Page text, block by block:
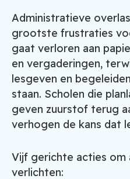
Administratieve
grootste frustraties
gaat verloren aan
en vergaderingen,
lesgeven en
staan. Scholen die
geven zuurstof terug
verhogen de kans dat
Vijf gerichte acties om
verlichten: